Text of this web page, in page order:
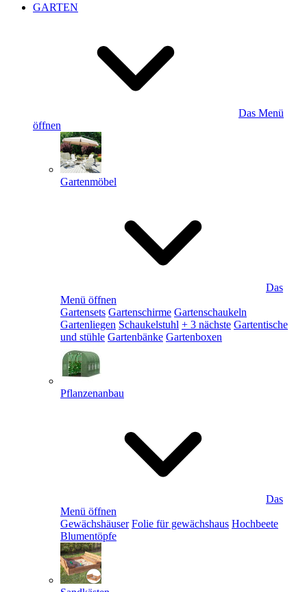
GARTEN
Das Menü
öffnen
Gartenmöbel
Das
Menü öffnen
Gartensets Gartenschirme Gartenschaukeln
Gartenliegen Schaukelstuhl + 3 nächste Gartentische
und stühle Gartenbänke Gartenboxen
Pflanzenanbau
Das
Menü öffnen
Gewächshäuser Folie für gewächshaus Hochbeete
Blumentöpfe